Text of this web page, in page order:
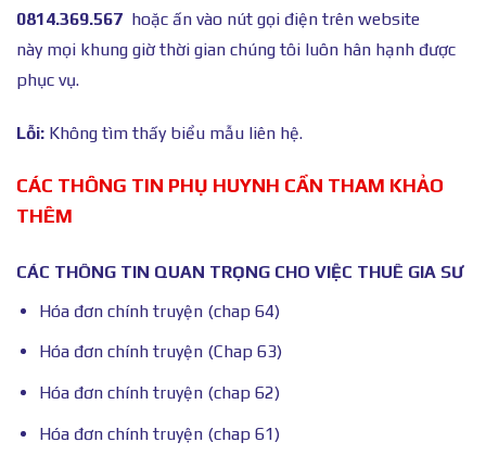
0814.369.567 hoặc ấn vào nút gọi điện trên website
này mọi khung giờ thời gian chúng tôi luôn hân hạnh được
phục vụ.
Lỗi: Không tìm thấy biểu mẫu liên hệ.
CÁC THÔNG TIN PHỤ HUYNH CẦN THAM KHẢO
THÊM
CÁC THÔNG TIN QUAN TRỌNG CHO VIỆC THUÊ GIA SƯ
Hóa đơn chính truyện (chap 64)
Hóa đơn chính truyện (Chap 63)
Hóa đơn chính truyện (chap 62)
Hóa đơn chính truyện (chap 61)